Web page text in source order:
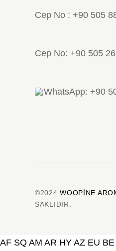
Cep No : +90 505
Cep No: +90 505
WhatsApp: +90
©2024WOOPINE
SAKLIDIR.
AF SQ AM AR HY AZ EU BE